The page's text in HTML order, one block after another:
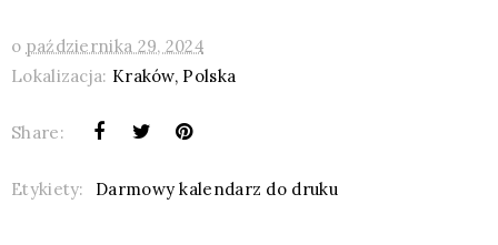
o października 29, 2024
Lokalizacja: Kraków, Polska
Share:
Etykiety: Darmowy kalendarz do druku